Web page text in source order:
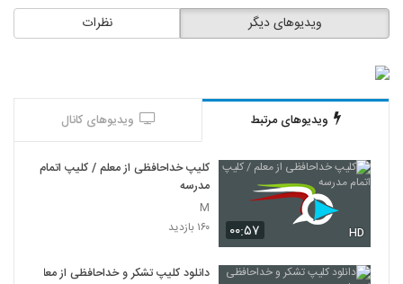
نظرات ویدیوهای دیگر
ویدیوهای مرتبط ویدیوهای کانال
۰۰:۵۷ HD
کلیپ خداحافظی از معلم / کلیپ اتمام
مدرسه
M
۱۶۰ بازدید
دانلود کلیپ تشکر و خداحافظی از معلم